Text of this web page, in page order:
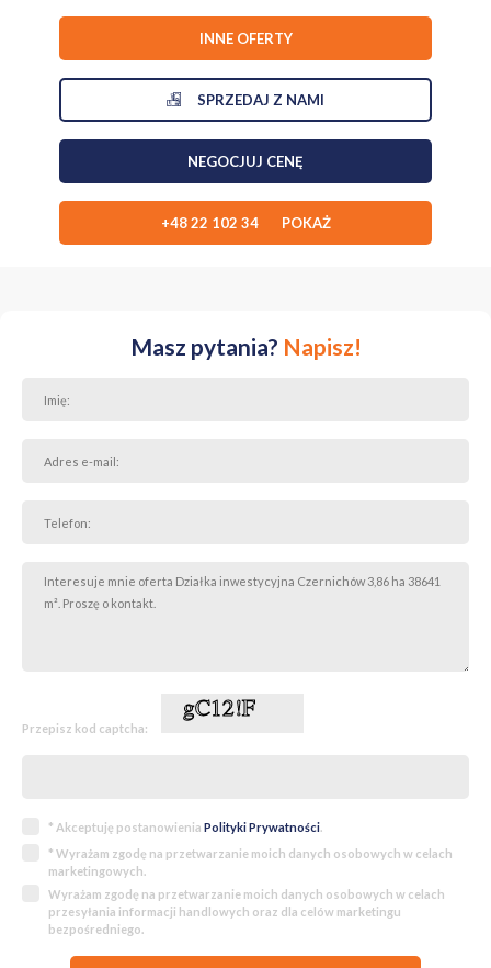
Teren zadrzewiony, urokliwy, naturalnie ukształtowany
Atuty lokalizacji:
Bliskość terenów zielonych - idealne miejsce na ucieczkę od zgiełku
miasta
Doskonały dojazd - Czernichów położony jest zaledwie kilkanaście
Cisza i spokój - otoczenie pól, zieleni i lasów, a jednocześnie szybki
Możliwość zakupu pojedynczych działek 30 arowych - 5000
Zapraszam do kontaktu - chętnie odpowiem na pytania i
przedstawię szczegóły.
Anna Ślusarczyk - Doradca ds. Nieruchomości
INNE OFERTY
SPRZEDAJ Z NAMI
NEGOCJUJ CENĘ
+48 22 102 34 POKAŻ
Masz pytania? Napisz!
Przepisz kod captcha:
* Akceptuję postanowienia Polityki Prywatności.
* Wyrażam zgodę na przetwarzanie moich danych osobowych w celach
marketingowych.
Wyrażam zgodę na przetwarzanie moich danych osobowych w celach
przesyłania informacji handlowych oraz dla celów marketingu
bezpośredniego.